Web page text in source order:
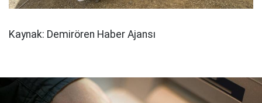
Kaynak: Demirören Haber Ajansı